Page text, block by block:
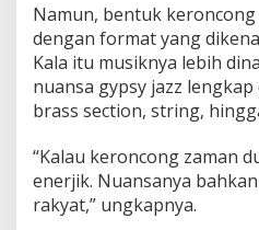
Namun, bentuk
dengan format yang
Kala itu musiknya lebih
nuansa gypsy jazz
brass section, string,
“Kalau keroncong zaman
enerjik. Nuansanya
rakyat,” ungkapnya.